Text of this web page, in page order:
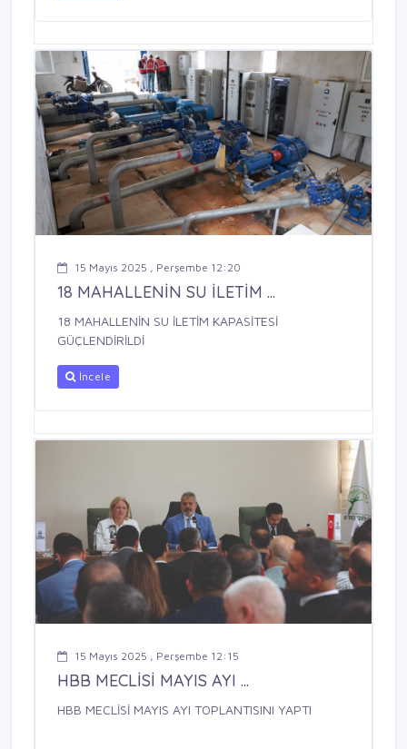
15 Mayıs 2025 , Perşembe 12:20
18 MAHALLENİN SU İLETİM ...
18 MAHALLENİN SU İLETİM KAPASİTESİ
GÜÇLENDİRİLDİ
İncele
15 Mayıs 2025 , Perşembe 12:15
HBB MECLİSİ MAYIS AYI ...
HBB MECLİSİ MAYIS AYI TOPLANTISINI YAPTI